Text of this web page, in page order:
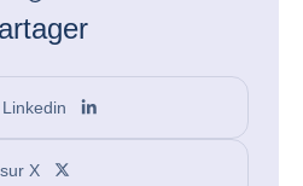
sur X